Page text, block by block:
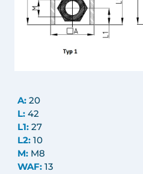
A: 20
L: 42
L1: 27
L2: 10
M: M8
WAF: 13